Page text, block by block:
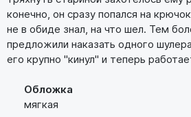
конечно, он сразу попался на
не в обиде знал, на что шел. Тем
предложили наказать одного
его крупно "кинул" и теперь
Обложка
мягкая